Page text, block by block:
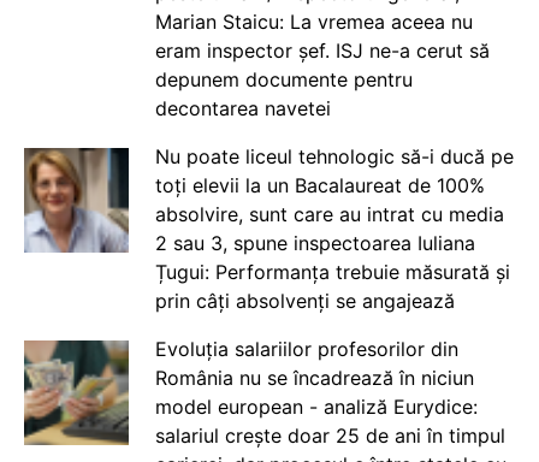
Marian Staicu: La vremea aceea nu
eram inspector șef. ISJ ne-a cerut să
depunem documente pentru
decontarea navetei
Nu poate liceul tehnologic să-i ducă pe
toți elevii la un Bacalaureat de 100%
absolvire, sunt care au intrat cu media
2 sau 3, spune inspectoarea Iuliana
Țugui: Performanța trebuie măsurată și
prin câți absolvenți se angajează
Evoluția salariilor profesorilor din
România nu se încadrează în niciun
model european - analiză Eurydice:
salariul crește doar 25 de ani în timpul